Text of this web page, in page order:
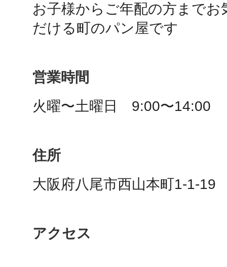
お子様からご年配の方までお
だける町のパン屋です
営業時間
火曜〜土曜日　9:00〜14:00
住所
大阪府八尾市西山本町1-1-19
アクセス
鴻巣